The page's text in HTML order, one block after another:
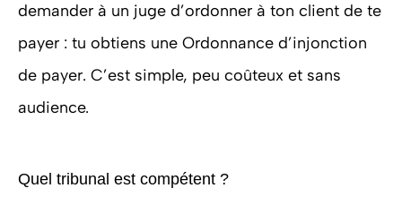
demander à un juge d’ordonner à ton client de te
payer : tu obtiens une Ordonnance d’injonction
de payer. C’est simple, peu coûteux et sans
audience.
Quel tribunal est compétent ?